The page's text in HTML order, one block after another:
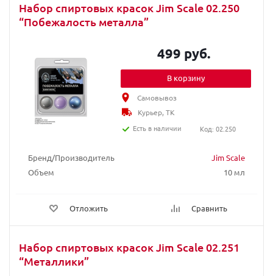
Набор спиртовых красок Jim Scale 02.250
“Побежалость металла”
Бренд/Производитель
Jim Scale
Объем
10 мл
Отложить Сравнить
499 руб.
В корзину
Самовывоз
Курьер, ТК
Есть в наличии
Код: 02.250
Набор спиртовых красок Jim Scale 02.251
“Металлики”